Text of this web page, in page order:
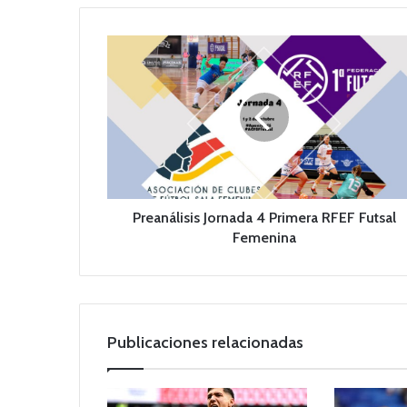
e
n
s
o
d
a
Preanálisis Jornada 4 Primera RFEF Futsal
Femenina
Publicaciones relacionadas